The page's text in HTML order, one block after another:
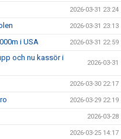
2026-03-31 23:24
2026-03-31 23:13
i USA 2026-03-31 22:59
och nu kassör i
2026-03-31
2026-03-30 22:17
2026-03-29 22:19
2026-03-28
2026-03-25 14:17